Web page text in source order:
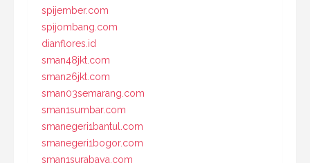
spijember.com
spijombang.com
dianflores.id
sman48jkt.com
sman26jkt.com
sman03semarang.com
sman1sumbar.com
smanegeri1bantul.com
smanegeri1bogor.com
sman1surabaya.com